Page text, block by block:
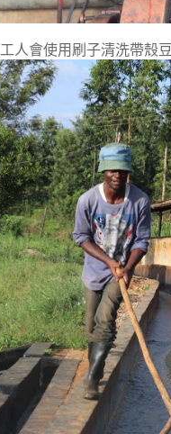
工人會使用刷子清洗帶殼豆